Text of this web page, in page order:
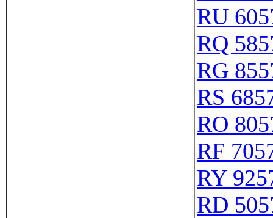
RU
RQ
RG
RS
RO
RF
RY
RD